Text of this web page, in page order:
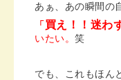
あぁ、あの瞬間の
「 買え！！迷わ
いたい。 笑
でも、これもほん